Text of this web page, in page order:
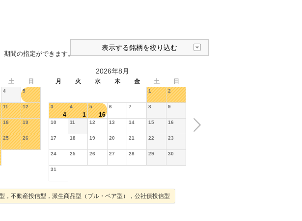
表示する銘柄を絞り込む
期間の指定ができます。
2026年8月
土 日 月 火 水 木 金 土 日
4 5
11 12
18 19
25 26
1 2
3
4
4
1
5
16
6 7 8 9
10 11 12 13 14 15 16
17 18 19 20 21 22 23
24 25 26 27 28 29 30
31
，不動産投信型，派生商品型（ブル・ベア型），公社債投信型